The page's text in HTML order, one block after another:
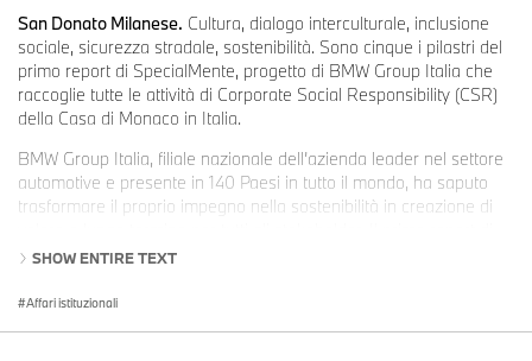
San Donato Milanese. Cultura, dialogo interculturale, inclusione
sociale, sicurezza stradale, sostenibilità. Sono cinque i pilastri del
primo report di SpecialMente, progetto di BMW Group Italia che
raccoglie tutte le attività di Corporate Social Responsibility (CSR)
della Casa di Monaco in Italia.
BMW Group Italia, filiale nazionale dell’azienda leader nel settore
automotive e presente in 140 Paesi in tutto il mondo, ha saputo
trasformare il proprio impegno nella sostenibilità in creazione di
SpecialMente sintetizza l’investimento della Casa di Monaco in
che raccontano i risultati degli ultimi anni e che rappresentano la
SHOW ENTIRE TEXT
Affari istituzionali